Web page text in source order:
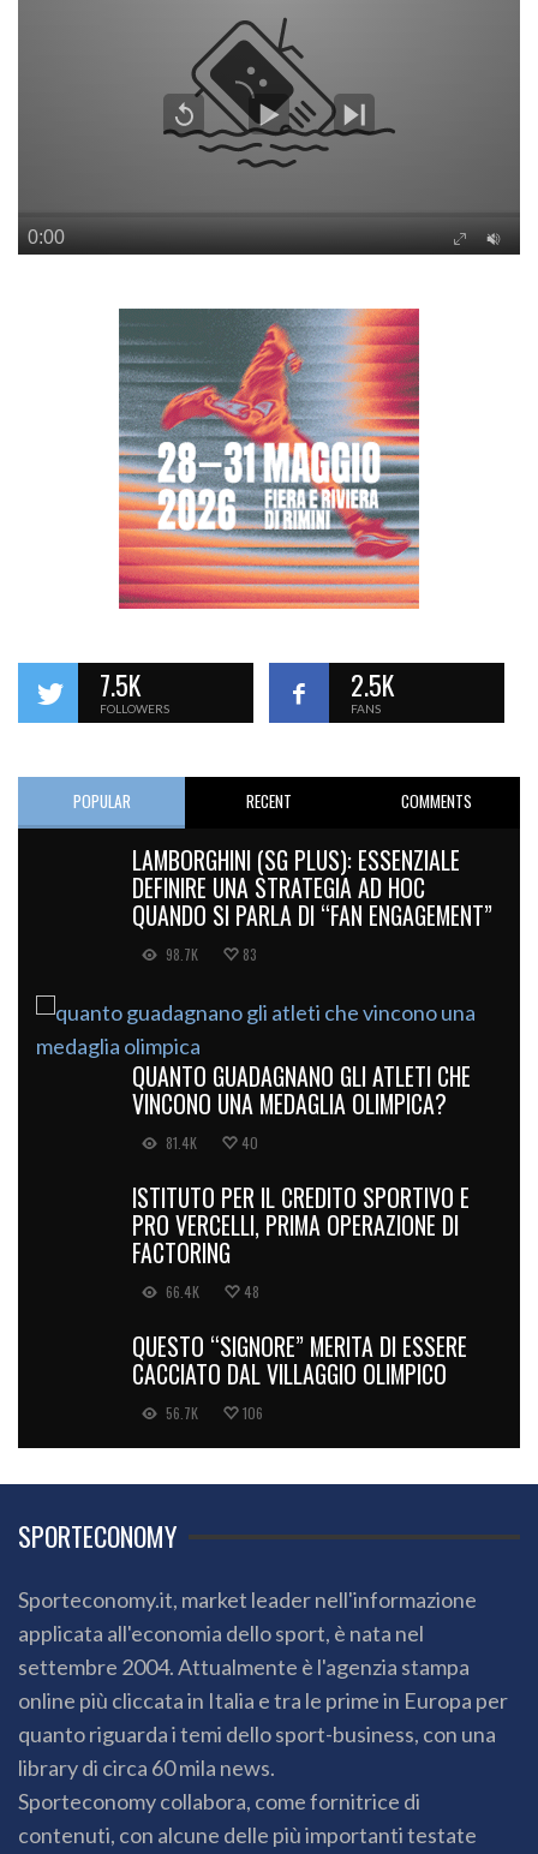
7.5K
FOLLOWERS
2.5K
FANS
POPULAR RECENT COMMENTS
LAMBORGHINI (SG PLUS): ESSENZIALE
DEFINIRE UNA STRATEGIA AD HOC
QUANDO SI PARLA DI “FAN ENGAGEMENT”
98.7K 83
QUANTO GUADAGNANO GLI ATLETI CHE
VINCONO UNA MEDAGLIA OLIMPICA?
81.4K 40
ISTITUTO PER IL CREDITO SPORTIVO E
PRO VERCELLI, PRIMA OPERAZIONE DI
FACTORING
66.4K 48
QUESTO “SIGNORE” MERITA DI ESSERE
CACCIATO DAL VILLAGGIO OLIMPICO
56.7K 106
SPORTECONOMY
Sporteconomy.it, market leader nell'informazione
applicata all'economia dello sport, è nata nel
settembre 2004. Attualmente è l'agenzia stampa
online più cliccata in Italia e tra le prime in Europa per
quanto riguarda i temi dello sport-business, con una
library di circa 60 mila news.
Sporteconomy collabora, come fornitrice di
contenuti, con alcune delle più importanti testate